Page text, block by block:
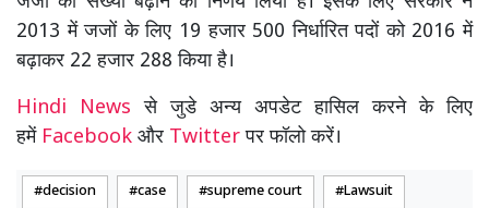
2013 में जजों के लिए 19 हजार 500 निर्धारित पदों को 2016 में
बढ़ाकर 22 हजार 288 किया है।
Hindi Newsसे जुडे अन्य अपडेट हासिल करने के लिए
हमें Facebook और Twitterपर फॉलो करें।
decision case supreme court Lawsuit